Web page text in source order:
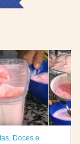
, Doces e